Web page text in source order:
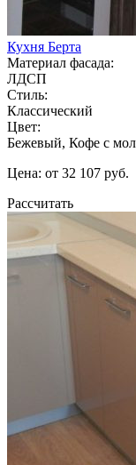
Кухня Берта
Материал фасада:
ЛДСП
Стиль:
Классический
Цвет:
Бежевый, Кофе с
Цена: от 32 107 руб.
Рассчитать